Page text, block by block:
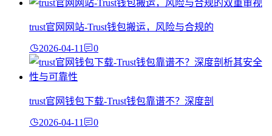
trust官网网站-Trust钱包搬运，风险与合规的
2026-04-11 0
trust官网钱包下载-Trust钱包靠谱不？深度剖
2026-04-11 0